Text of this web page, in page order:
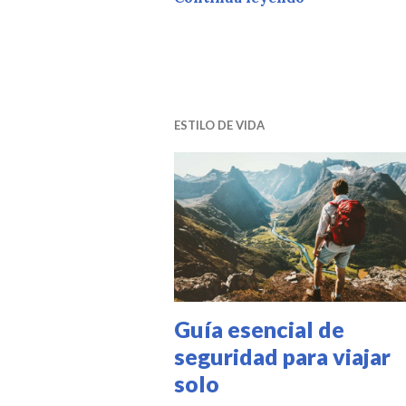
ESTILO DE VIDA
Guía esencial de
seguridad para viajar
solo